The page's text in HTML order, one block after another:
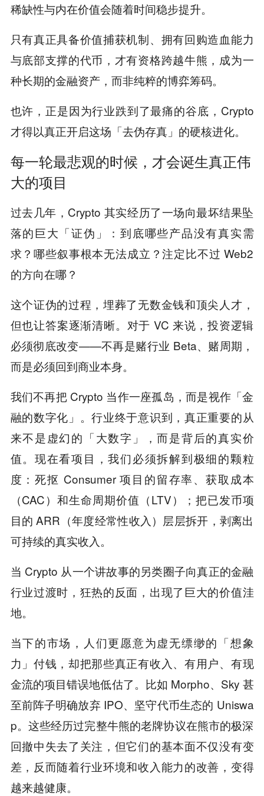
稀缺性与内在价值会随着时间稳步提升。
只有真正具备价值捕获机制、拥有回购造血能力
与底部支撑的代币，才有资格跨越牛熊，成为一
种长期的金融资产，而非纯粹的博弈筹码。
也许，正是因为行业跌到了最痛的谷底，Crypto
才得以真正开启这场「去伪存真」的硬核进化。
每一轮最悲观的时候，才会诞生真正伟
大的项目
过去几年，Crypto 其实经历了一场向最坏结果坠
落的巨大「证伪」：到底哪些产品没有真实需
求？哪些叙事根本无法成立？注定比不过 Web2
的方向在哪？
这个证伪的过程，埋葬了无数金钱和顶尖人才，
但也让答案逐渐清晰。对于 VC 来说，投资逻辑
必须彻底改变——不再是赌行业 Beta、赌周期，
而是必须回到商业本身。
我们不再把 Crypto 当作一座孤岛，而是视作「金
融的数字化」。行业终于意识到，真正重要的从
来不是虚幻的「大数字」，而是背后的真实价
值。现在看项目，我们必须拆解到极细的颗粒
度：死抠 Consumer 项目的留存率、获取成本
（CAC）和生命周期价值（LTV）；把已发币项
目的 ARR（年度经常性收入）层层拆开，剥离出
可持续的真实收入。
当 Crypto 从一个讲故事的另类圈子向真正的金融
行业过渡时，狂热的反面，出现了巨大的价值洼
地。
当下的市场，人们更愿意为虚无缥缈的「想象
力」付钱，却把那些真正有收入、有用户、有现
金流的项目错误地低估了。比如 Morpho、Sky 甚
至前阵子明确放弃 IPO、坚守代币生态的 Uniswa
p。这些经历过完整牛熊的老牌协议在熊市的极深
回撤中失去了关注，但它们的基本面不仅没有变
差，反而随着行业环境和收入能力的改善，变得
越来越健康。